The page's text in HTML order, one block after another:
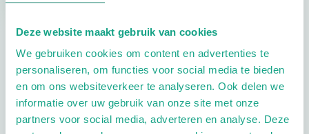
Deze website maakt gebruik van cookies
We gebruiken cookies om content en advertenties te
personaliseren, om functies voor social media te bieden
en om ons websiteverkeer te analyseren. Ook delen we
informatie over uw gebruik van onze site met onze
partners voor social media, adverteren en analyse. Deze
pedicure.